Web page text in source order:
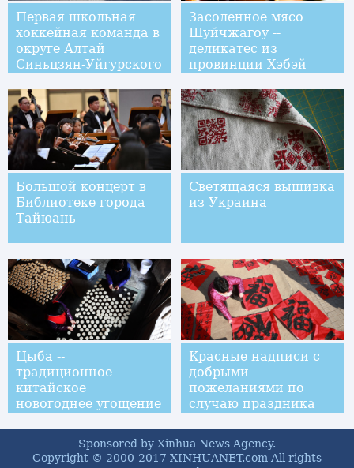
Первая школьная
хоккейная команда в
округе Алтай
Синьцзян-Уйгурского
Засоленное мясо
Шуйчжагоу --
деликатес из
провинции Хэбэй
Большой концерт в
Библиотеке города
Тайюань
Светящаяся вышивка
из Украина
Цыба --
традиционное
китайское
новогоднее угощение
Красные надписи с
добрыми
пожеланиями по
случаю праздника
Sponsored by Xinhua News Agency.
Copyright © 2000-2017 XINHUANET.com All rights